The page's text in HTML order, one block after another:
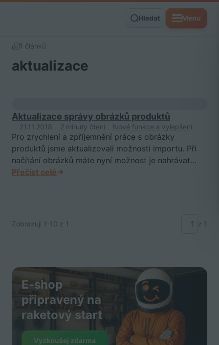
Hledat Menu
1 článků
aktualizace
Aktualizace správy obrázků produktů
21.11.2018 2 minuty čtení Nové funkce a vylepšení
Pro zrychlení a zpříjemnění práce s obrázky
produktů jsme aktualizovali možnosti importu. Při
načítání obrázků máte nyní možnost je nahrávat…
Přečíst celé
Zobrazuji 1-10 z 1 z 1
E-shop
připravený na
raketový start
Vyzkoušej zdarma